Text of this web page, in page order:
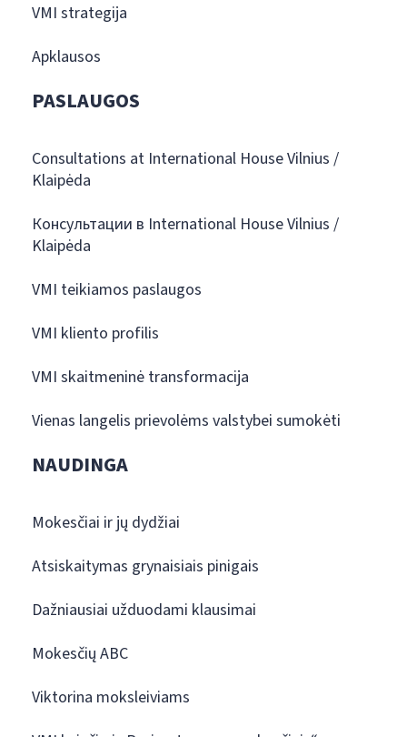
VMI strategija
Apklausos
PASLAUGOS
Consultations at International House Vilnius /
Klaipėda
Консультации в International House Vilnius /
Klaipėda
VMI teikiamos paslaugos
VMI kliento profilis
VMI skaitmeninė transformacija
Vienas langelis prievolėms valstybei sumokėti
NAUDINGA
Mokesčiai ir jų dydžiai
Atsiskaitymas grynaisiais pinigais
Dažniausiai užduodami klausimai
Mokesčių ABC
Viktorina moksleiviams